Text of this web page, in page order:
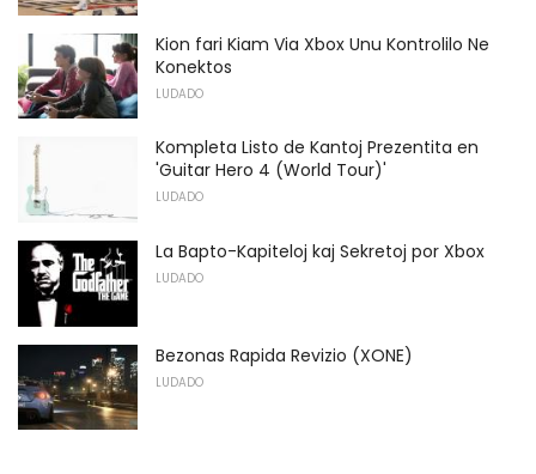
Kion fari Kiam Via Xbox Unu Kontrolilo Ne
Konektos
LUDADO
Kompleta Listo de Kantoj Prezentita en
'Guitar Hero 4 (World Tour)'
LUDADO
La Bapto-Kapiteloj kaj Sekretoj por Xbox
LUDADO
Bezonas Rapida Revizio (XONE)
LUDADO